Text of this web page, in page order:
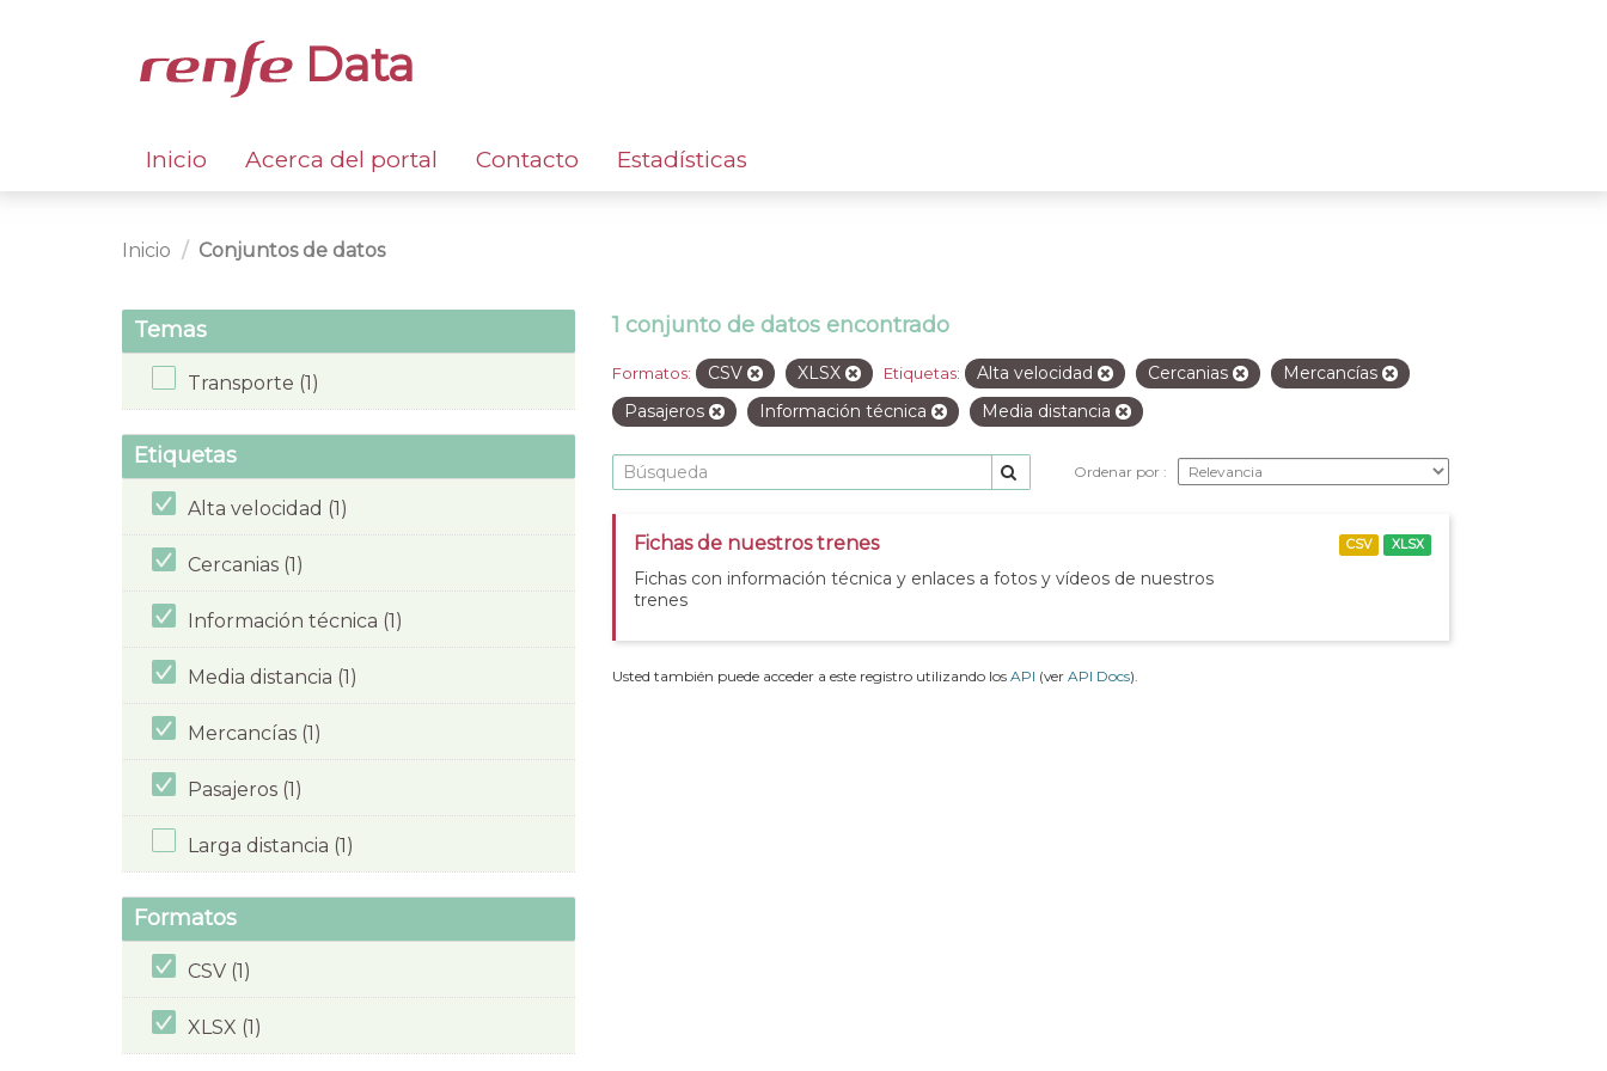
Data
Inicio Acerca del portal Contacto Estadísticas
Inicio Conjuntos de datos
Temas
Transporte (1)
Etiquetas
Alta velocidad (1)
Cercanias (1)
Información técnica (1)
Media distancia (1)
Mercancías (1)
Pasajeros (1)
Larga distancia (1)
Formatos
CSV (1)
XLSX (1)
1 conjunto de datos encontrado
Formatos: CSV XLSX Etiquetas: Alta velocidad Cercanias
Mercancías
Pasajeros
Información técnica Media distancia
Ordenar por
Fichas de nuestros trenes
Fichas con información técnica y enlaces a fotos y vídeos de nuestros
trenes
CSV XLSX
Usted también puede acceder a este registro utilizando los API (ver API Docs).